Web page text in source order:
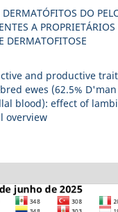
DO
A
DERMATOFITOSE
and productive
ewes (62.5%
blood): effect of
overview